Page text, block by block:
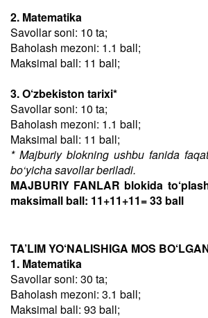
2. Matematika
Savollar soni: 10 ta;
Baholash mezoni: 1.1 ball;
Maksimal ball: 11 ball;
3. O‘zbekiston tarixi*
Savollar soni: 10 ta;
Baholash mezoni: 1.1 ball;
Maksimal ball: 11 ball;
* Majburiy blokning ushbu fanida
bo‘yicha savollar beriladi.
MAJBURIY FANLAR blokida
maksimall ball: 11+11+11= 33 ball
TA’LIM YO‘NALISHIGA MOS
1. Matematika
Savollar soni: 30 ta;
Baholash mezoni: 3.1 ball;
Maksimal ball: 93 ball;